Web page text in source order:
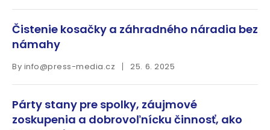
Čistenie kosačky a záhradného náradia bez
námahy
By info@press-media.cz 25. 6. 2025
Párty stany pre spolky, záujmové
zoskupenia a dobrovoľnícku činnosť, ako